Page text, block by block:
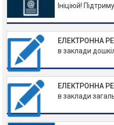
Ініціюй!
ЕЛЕКТРОННА
в заклади
ЕЛЕКТРОННА
в заклади